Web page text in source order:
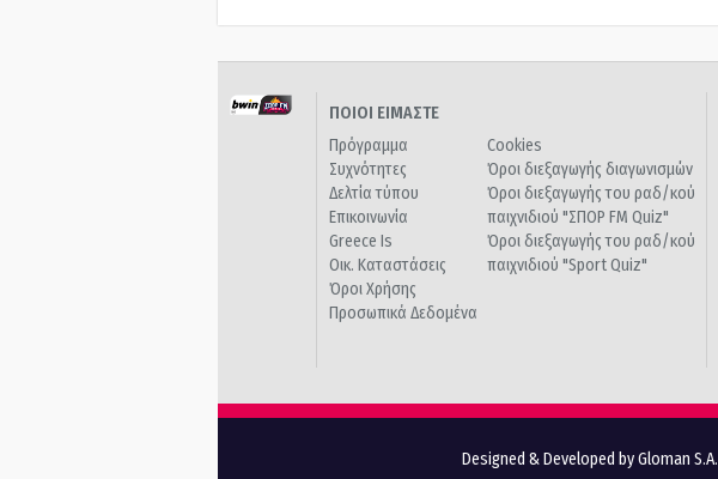
ΠΟΙΟΙ ΕΙΜΑΣΤΕ
Πρόγραμμα
Συχνότητες
Δελτία τύπου
Επικοινωνία
Greece Is
Οικ. Καταστάσεις
Όροι Χρήσης
Προσωπικά Δεδομένα
Cookies
Όροι διεξαγωγής διαγωνισμών
Όροι διεξαγωγής του ραδ/κού
παιχνιδιού "ΣΠΟΡ FM Quiz"
Όροι διεξαγωγής του ραδ/κού
παιχνιδιού "Sport Quiz"
Designed & Developed by Gloman S.A.